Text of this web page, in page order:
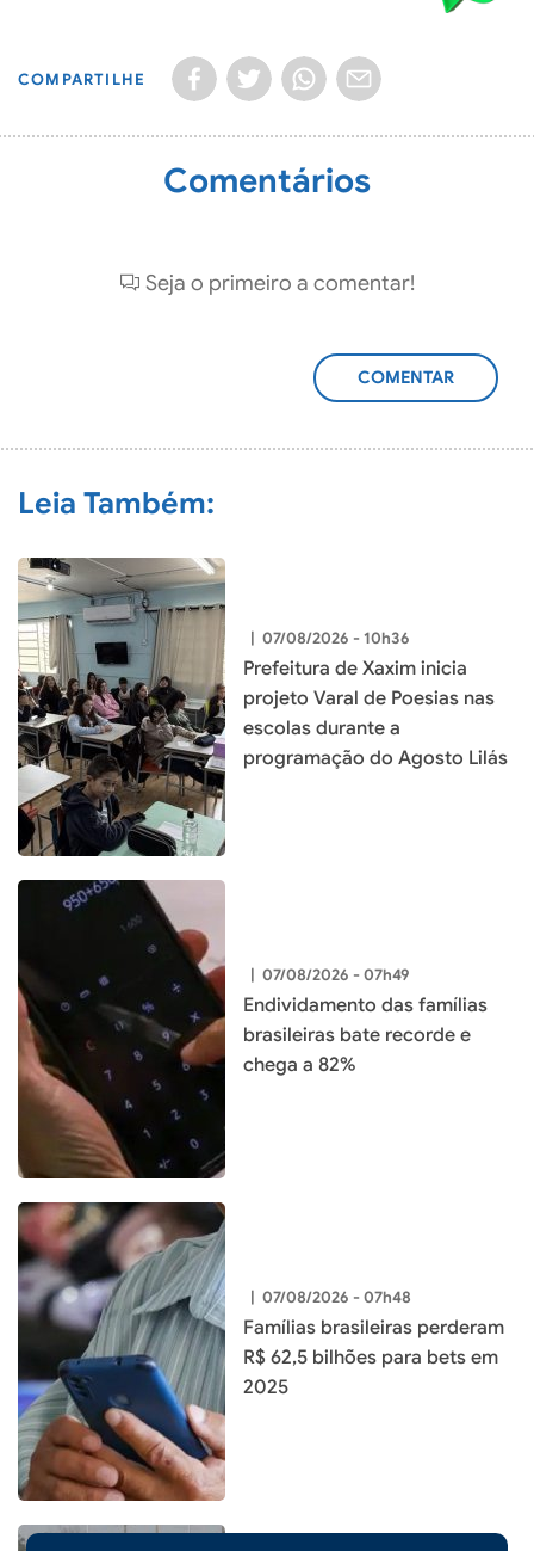
COMPARTILHE
Comentários
Seja o primeiro a comentar!
ADICIONAR
Leia Também:
| 07/08/2026 - 10h36
Prefeitura de Xaxim inicia
projeto Varal de Poesias nas
escolas durante a
programação do Agosto Lilás
| 07/08/2026 - 07h49
Endividamento das famílias
brasileiras bate recorde e
chega a 82%
| 07/08/2026 - 07h48
Famílias brasileiras perderam
R$ 62,5 bilhões para bets em
2025